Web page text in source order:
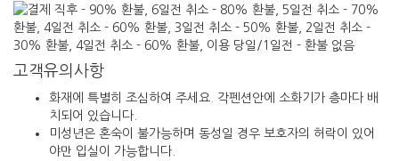
고객유의사항
화재에 특별히 조심하여 주세요. 각펜션안에 소화기가 층마다 배
치되어 있습니다.
미성년은 혼숙이 불가능하며 동성일 경우 보호자의 허락이 있어
야만 입실이 가능합니다.